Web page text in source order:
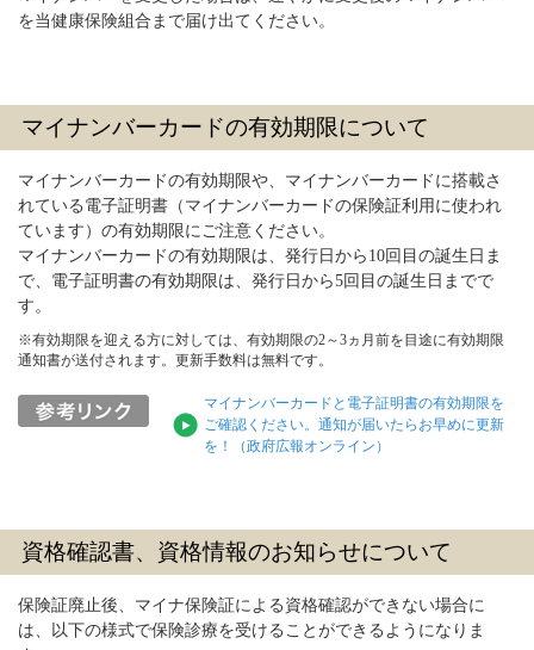
を当健康保険組合まで届け出てください。
マイナンバーカードの有効期限について
マイナンバーカードの有効期限や、マイナンバーカードに搭載さ
れている電子証明書（マイナンバーカードの保険証利用に使われ
ています）の有効期限にご注意ください。
マイナンバーカードの有効期限は、発行日から10回目の誕生日ま
で、電子証明書の有効期限は、発行日から5回目の誕生日までで
す。
※有効期限を迎える方に対しては、有効期限の2～3ヵ月前を目途に有効期限
通知書が送付されます。更新手数料は無料です。
マイナンバーカードと電子証明書の有効期限を
ご確認ください。通知が届いたらお早めに更新
を！（政府広報オンライン）
資格確認書、資格情報のお知らせについて
保険証廃止後、マイナ保険証による資格確認ができない場合に
は、以下の様式で保険診療を受けることができるようになりま